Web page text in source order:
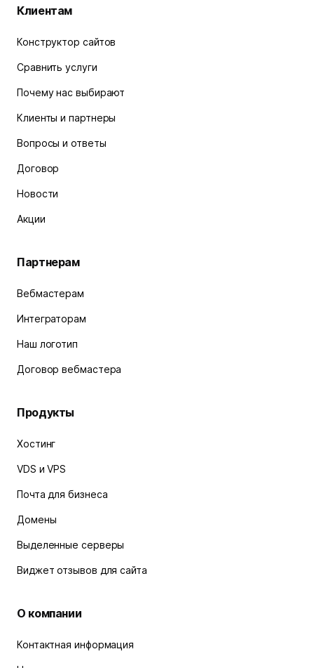
Клиентам
Конструктор сайтов
Сравнить услуги
Почему нас выбирают
Клиенты и партнеры
Вопросы и ответы
Договор
Новости
Акции
Партнерам
Вебмастерам
Интеграторам
Наш логотип
Договор вебмастера
Продукты
Хостинг
VDS и VPS
Почта для бизнеса
Домены
Выделенные серверы
Виджет отзывов для сайта
О компании
Контактная информация